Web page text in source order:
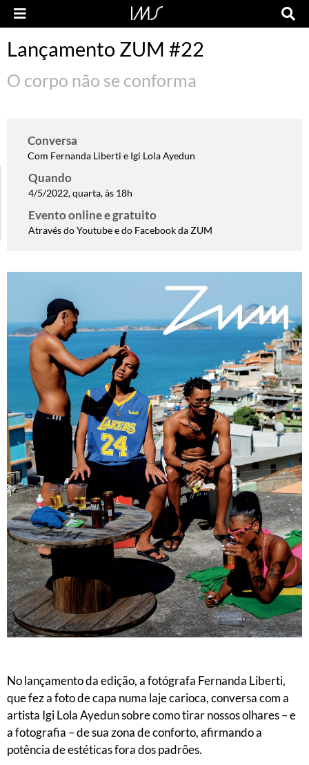
Lançamento ZUM #22
O corpo não se conforma
Conversa
Com Fernanda Liberti e Igi Lola Ayedun
Quando
4/5/2022, quarta, às 18h
Evento online e gratuito
Através do Youtube e do Facebook da ZUM
No lançamento da edição, a fotógrafa Fernanda Liberti,
que fez a foto de capa numa laje carioca, conversa com a
artista Igi Lola Ayedun sobre como tirar nossos olhares – e
a fotografia – de sua zona de conforto, afirmando a
potência de estéticas fora dos padrões.